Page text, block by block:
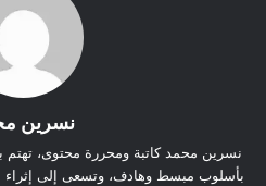
نسرين
نسرين محمد كاتبة ومحررة محتوى، تهتم
بأسلوب مبسط وهادف، وتسعى إلى إثراء